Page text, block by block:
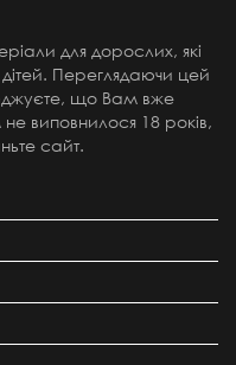
для дорослих, які
дітей. Переглядаючи цей
що Вам вже
виповнилося 18 років,
сайт.